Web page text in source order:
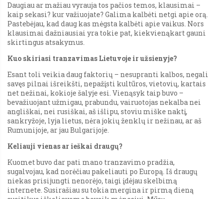
Daugiau ar mažiau vyrauja tos pačios temos, klausimai –
kaip sekasi? kur važiuojate? Galima kalbėti netgi apie orą.
Pastebėjau, kad daug kas mėgsta kalbėti apie vaikus. Nors
klausimai dažniausiai yra tokie pat, kiekvienąkart gauni
skirtingus atsakymus.
Kuo skiriasi tranzavimas Lietuvoje ir užsienyje?
Esant toli veikia daug faktorių – nesupranti kalbos, negali
savęs pilnai išreikšti, nepažįsti kultūros, vietovių, kartais
net nežinai, kokioje šalyje esi. Vienąsyk taip buvo –
bevažiuojant užmigau, prabundu, vairuotojas nekalba nei
angliškai, nei rusiškai, aš išlipu, stoviu miške naktį,
sankryžoje, lyja lietus, nėra jokių ženklų ir nežinau, ar aš
Rumunijoje, ar jau Bulgarijoje.
Keliauji vienas ar ieškai draugų?
Kuomet buvo dar pati mano tranzavimo pradžia,
sugalvojau, kad norėčiau pakeliauti po Europą. Iš draugų
niekas prisijungti nenorėjo, taigi įdėjau skelbimą
internete. Susirašiau su tokia mergina ir pirmą dieną